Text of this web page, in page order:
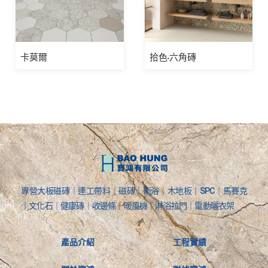
卡莫爾 拾色-六角磚
專營大板磁磚｜連工帶料｜磁磚｜衛浴｜木地板｜SPC｜馬賽克
｜文化石｜健康磚｜收邊條｜暖風機｜淋浴拉門｜電動曬衣架
產品介紹 工程實績